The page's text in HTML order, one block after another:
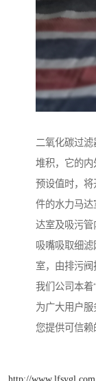
二氧化碳过
堆积，它的内
预设值时，将
件的水力马
达室及吸污
吸嘴吸取细
室，由排污阀
我们公司本着
为广大用户
您提供可信赖